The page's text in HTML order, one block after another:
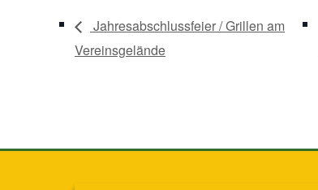
Jahresabschlussfeier / Grillen am
Vereinsgelände